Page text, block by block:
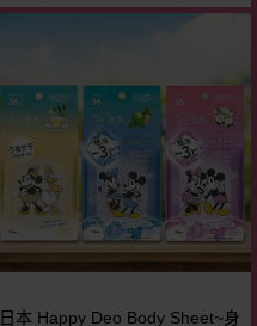
日本 Happy Deo Body Sheet~身